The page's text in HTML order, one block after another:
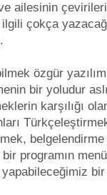
ailesinin
çokça
özgür yazılım
bir yoludur
karşılığı
bir programın